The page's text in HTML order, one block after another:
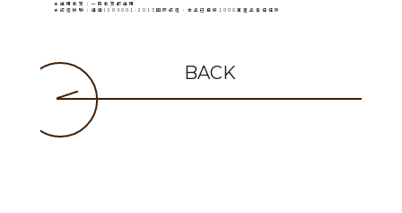
★適用髮質：一般髮質都適用
★認證檢驗：通過ISO9001-2015國際認證、本品已投保1000萬產品責任任險
BACK